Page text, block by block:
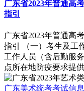
广东省2023年普通高
指引
广东省2023年普通高
指引 （一）考生及工
工作人员（含后勤服
点所在地防疫要求提
广东美术统考考试信息